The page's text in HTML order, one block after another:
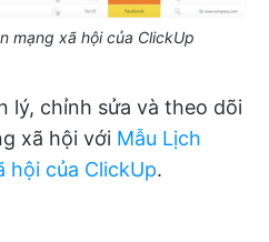
mạng xã hội của ClickUp
lý, chỉnh sửa và theo dõi
xã hội với Mẫu Lịch
hội của ClickUp.